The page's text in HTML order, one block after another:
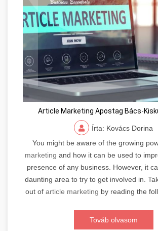
Article Marketing Apostag Bács-
Írta: Kovács Dorina
You might be aware of the growing
marketing and how it can be used to
presence of any business. However, it
daunting area to try to get involved in.
out of article marketing by reading the
Továb olvasom